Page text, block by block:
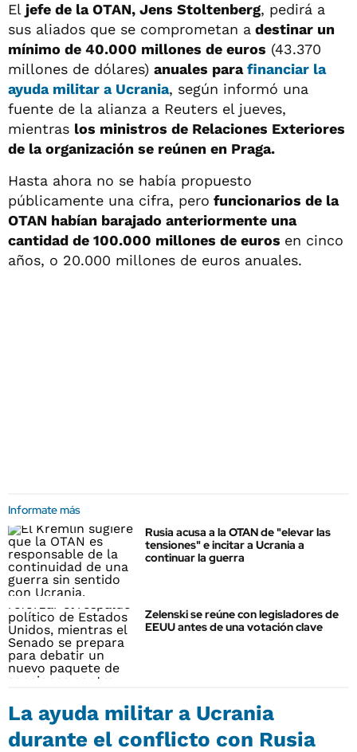
El jefe de la OTAN, Jens Stoltenberg, pedirá a
sus aliados que se comprometan a destinar un
mínimo de 40.000 millones de euros (43.370
millones de dólares) anuales parafinanciar la
ayuda militar a Ucrania, según informó una
fuente de la alianza a Reuters el jueves,
mientras los ministros de Relaciones Exteriores
de la organización se reúnen en Praga.
Hasta ahora no se había propuesto
públicamente una cifra, pero funcionarios de la
OTAN habían barajado anteriormente una
cantidad de 100.000 millones de euros en cinco
años, o 20.000 millones de euros anuales.
Informate más
Rusia acusa a la OTAN de "elevar las
tensiones" e incitar a Ucrania a
continuar la guerra
Zelenski se reúne con legisladores de
EEUU antes de una votación clave
La ayuda militar a Ucrania
durante el conflicto con Rusia